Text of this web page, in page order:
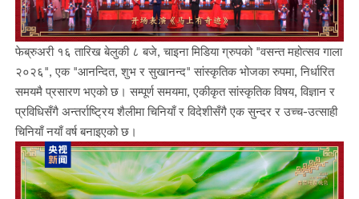
फेब्रुअरी १६ तारिख बेलुकी ८ बजे, चाइना मिडिया ग्रुपको "वसन्त महोत्सव गाला
२०२६", एक "आनन्दित, शुभ र सुखानन्द" सांस्कृतिक भोजका रुपमा, निर्धारित
समयमै प्रसारण भएको छ। सम्पूर्ण समयमा, एकीकृत सांस्कृतिक विषय, विज्ञान र
प्रविधिसँगै अन्तर्राष्ट्रिय शैलीमा चिनियाँ र विदेशीसँगै एक सुन्दर र उच्च-उत्साही
चिनियाँ नयाँ वर्ष बनाइएको छ।